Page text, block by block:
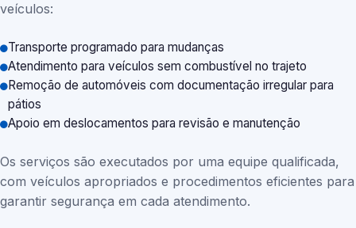
veículos:
Transporte programado para mudanças
Atendimento para veículos sem combustível no trajeto
Remoção de automóveis com documentação irregular para
pátios
Apoio em deslocamentos para revisão e manutenção
Os serviços são executados por uma equipe qualificada,
com veículos apropriados e procedimentos eficientes para
garantir segurança em cada atendimento.